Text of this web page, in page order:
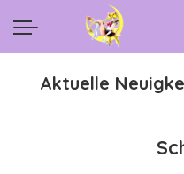
Aktuelle